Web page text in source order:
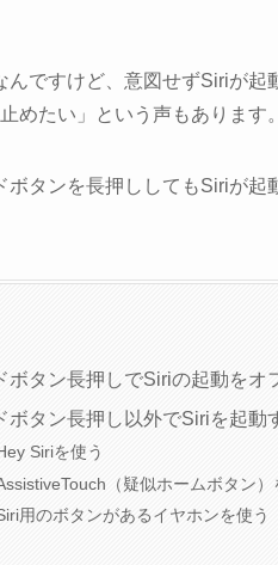
んですけど、意図せずSiriが
めたい」という声もあります。
ボタンを長押ししてもSiriが起
ボタン長押しでSiriの起動をオ
ボタン長押し以外でSiriを起動
Siriを使う
（疑似ホームボタン）
用のボタンがあるイヤホンを使う